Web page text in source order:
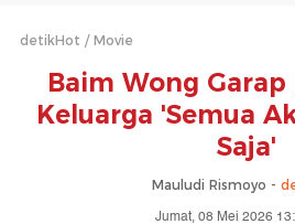
detikHot Movie
Baim Wong
Keluarga 'Semua
Saja'
Mauludi Rismoyo -
Jumat, 08 Mei 2026